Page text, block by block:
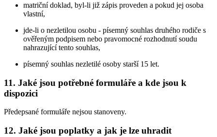
matriční doklad, byl-li již zápis proveden a pokud jej osoba
vlastní,
jde-li o nezletilou osobu - písemný souhlas druhého rodiče s
ověřeným podpisem nebo pravomocné rozhodnutí soudu
nahrazující tento souhlas,
písemný souhlas nezletilé osoby starší 15 let.
11. Jaké jsou potřebné formuláře a kde jsou k
dispozici
Předepsané formuláře nejsou stanoveny.
12. Jaké jsou poplatky a jak je lze uhradit